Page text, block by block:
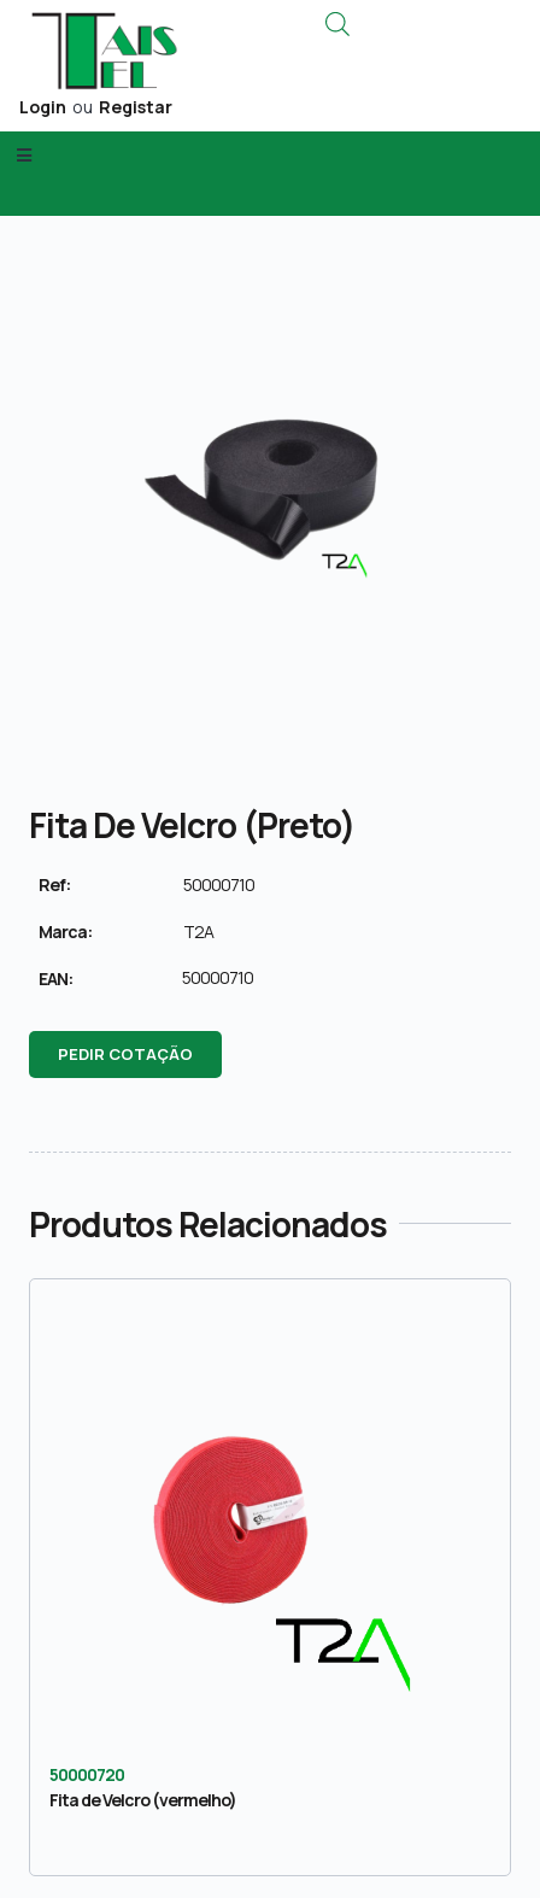
Login ou Registar
Fita De Velcro (preto)
Ref: 50000710
Marca: T2A
EAN: 50000710
PEDIR COTAÇÃO
Produtos Relacionados
50000720
Fita de Velcro (vermelho)